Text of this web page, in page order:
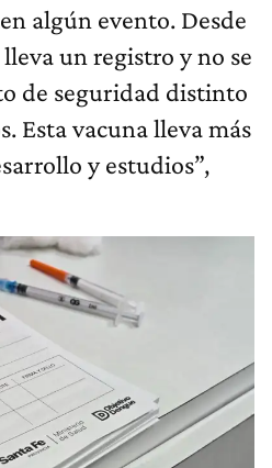
algún evento. Desde
un registro y no se
de seguridad distinto
Esta vacuna lleva más
y estudios”,